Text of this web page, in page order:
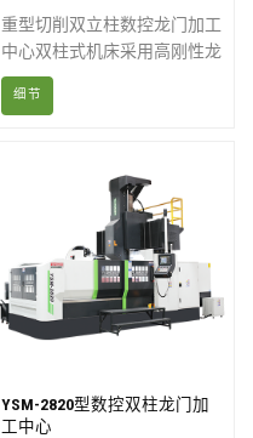
重型切削双立柱数控龙门加工
中心双柱式机床采用高刚性龙
门架结构，经过两次人工时效
处理，具有足够的静态和动态
细节
YSM-2820型数控双柱龙门加
工中心